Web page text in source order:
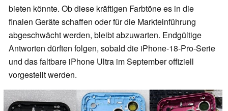
bieten könnte. Ob diese kräftigen Farbtöne es in die
finalen Geräte schaffen oder für die Markteinführung
abgeschwächt werden, bleibt abzuwarten. Endgültige
Antworten dürften folgen, sobald die iPhone-18-Pro-Serie
und das faltbare iPhone Ultra im September offiziell
vorgestellt werden.